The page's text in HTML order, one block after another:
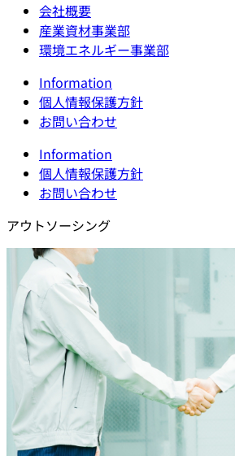
会社概要
産業資材事業部
環境エネルギー事業部
Information
個人情報保護方針
お問い合わせ
Information
個人情報保護方針
お問い合わせ
アウトソーシング